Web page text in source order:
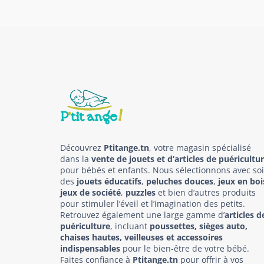
Découvrez Ptitange.tn, votre magasin spécialisé
dans la vente de jouets et d’articles de
pour bébés et enfants. Nous sélectionnons avec
des jouets éducatifs, peluches douces, jeux en
jeux de société, puzzles et bien d’autres produits
pour stimuler l’éveil et l’imagination des petits.
Retrouvez également une large gamme d’articles
puériculture, incluant poussettes, sièges auto,
chaises hautes, veilleuses et accessoires
indispensables pour le bien-être de votre bébé.
Faites confiance à Ptitange.tn pour offrir à vos